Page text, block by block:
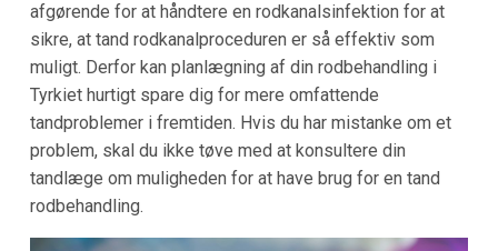
afgørende for at håndtere en rodkanalsinfektion for at
sikre, at tand rodkanalproceduren er så effektiv som
muligt. Derfor kan planlægning af din rodbehandling i
Tyrkiet hurtigt spare dig for mere omfattende
tandproblemer i fremtiden. Hvis du har mistanke om et
problem, skal du ikke tøve med at konsultere din
tandlæge om muligheden for at have brug for en tand
rodbehandling.